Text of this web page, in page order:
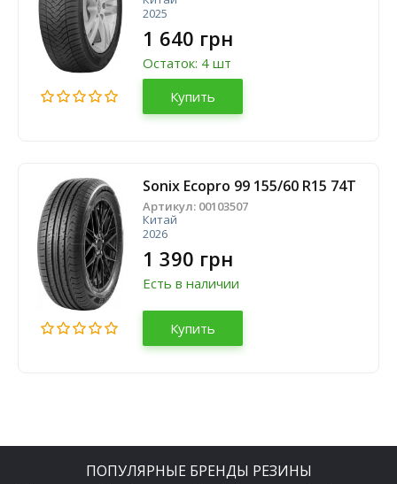
2025
1 640 грн
Остаток: 4 шт
Купить
Sonix Ecopro 99 155/60 R15 74T
Артикул: 00103507
Китай
2026
1 390 грн
Есть в наличии
Купить
ПОПУЛЯРНЫЕ БРЕНДЫ РЕЗИНЫ